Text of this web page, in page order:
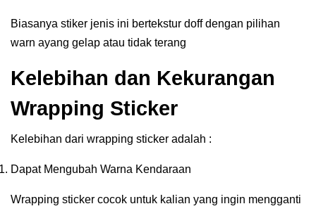
Biasanya stiker jenis ini bertekstur doff dengan pilihan
warn ayang gelap atau tidak terang
Kelebihan dan Kekurangan
Wrapping Sticker
Kelebihan dari wrapping sticker adalah :
Dapat Mengubah Warna Kendaraan
Wrapping sticker cocok untuk kalian yang ingin mengganti